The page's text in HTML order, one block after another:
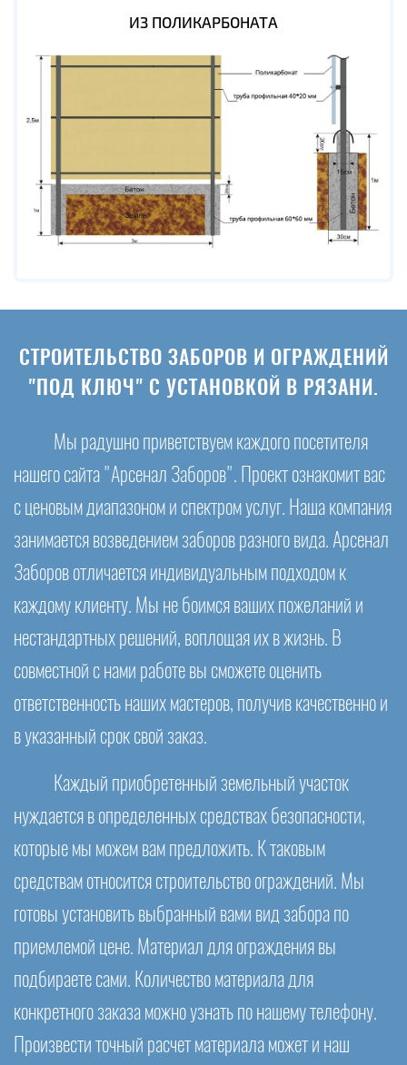
ИЗ ПОЛИКАРБОНАТА
СТРОИТЕЛЬСТВО ЗАБОРОВ И ОГРАЖДЕНИЙ
"ПОД КЛЮЧ" С УСТАНОВКОЙ В РЯЗАНИ.
Мы радушно приветствуем каждого посетителя
нашего сайта "Арсенал Заборов". Проект ознакомит вас
с ценовым диапазоном и спектром услуг. Наша компания
занимается возведением заборов разного вида. Арсенал
Заборов отличается индивидуальным подходом к
каждому клиенту. Мы не боимся ваших пожеланий и
нестандартных решений, воплощая их в жизнь. В
совместной с нами работе вы сможете оценить
ответственность наших мастеров, получив качественно и
в указанный срок свой заказ.
Каждый приобретенный земельный участок
нуждается в определенных средствах безопасности,
которые мы можем вам предложить. К таковым
средствам относится строительство ограждений. Мы
готовы установить выбранный вами вид забора по
приемлемой цене. Материал для ограждения вы
подбираете сами. Количество материала для
конкретного заказа можно узнать по нашему телефону.
Произвести точный расчет материала может и наш